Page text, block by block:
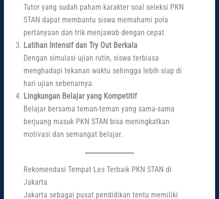
Tutor yang sudah paham karakter soal seleksi PKN
STAN dapat membantu siswa memahami pola
pertanyaan dan trik menjawab dengan cepat.
Latihan Intensif dan Try Out Berkala
Dengan simulasi ujian rutin, siswa terbiasa
menghadapi tekanan waktu sehingga lebih siap di
hari ujian sebenarnya.
Lingkungan Belajar yang Kompetitif
Belajar bersama teman-teman yang sama-sama
berjuang masuk PKN STAN bisa meningkatkan
motivasi dan semangat belajar.
Rekomendasi Tempat Les Terbaik PKN STAN di
Jakarta
Jakarta sebagai pusat pendidikan tentu memiliki